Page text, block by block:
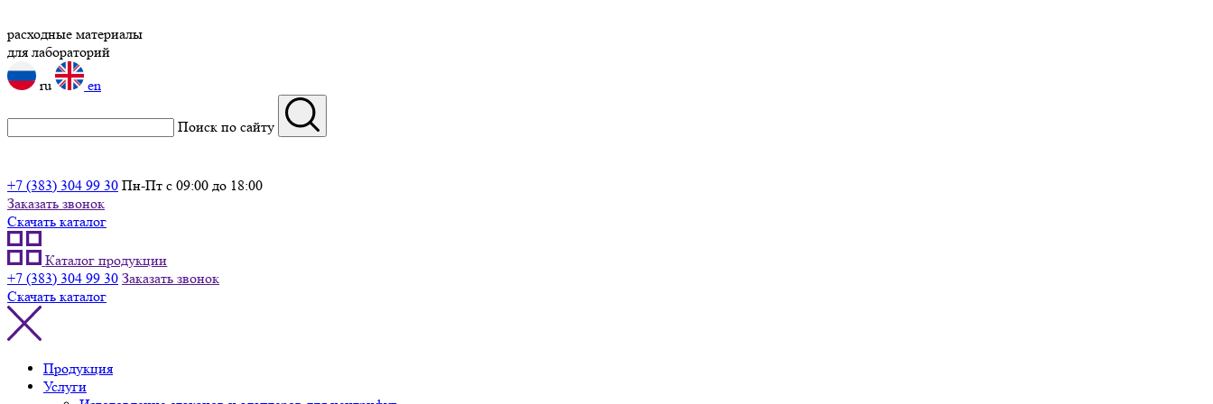
расходные материалы
для лабораторий
ru
en
Поиск по сайту
+7 (383) 304 99 30 Пн-Пт с 09:00 до 18:00
Заказать звонок
Скачать каталог
Каталог продукции
+7 (383) 304 99 30 Заказать звонок
Скачать каталог
Продукция
Услуги